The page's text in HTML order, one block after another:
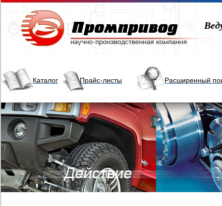
Каталог Прайс-листы Расширенный